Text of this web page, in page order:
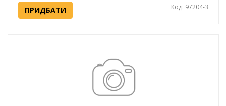
ПРИДБАТИ Код: 97204-3